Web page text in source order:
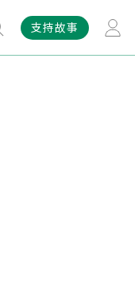
支持故事